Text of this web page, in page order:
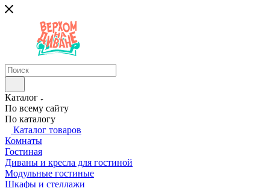
Каталог
По всему сайту
По каталогу
Каталог товаров
Комнаты
Гостиная
Диваны и кресла для гостиной
Модульные гостиные
Шкафы и стеллажи